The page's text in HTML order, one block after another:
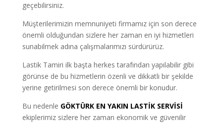
geçebilirsiniz.
Müşterilerimizin memnuniyeti firmamız için son derece
önemli olduğundan sizlere her zaman en iyi hizmetleri
sunabilmek adına çalışmalarımızı sürdürürüz.
Lastik Tamiri ilk başta herkes tarafından yapılabilir gibi
görünse de bu hizmetlerin özenli ve dikkatli bir şekilde
yerine getirilmesi son derece önemli bir konudur.
Bu nedenle GÖKTÜRK EN YAKIN LASTİK SERVİSİ
ekiplerimiz sizlere her zaman ekonomik ve güvenilir